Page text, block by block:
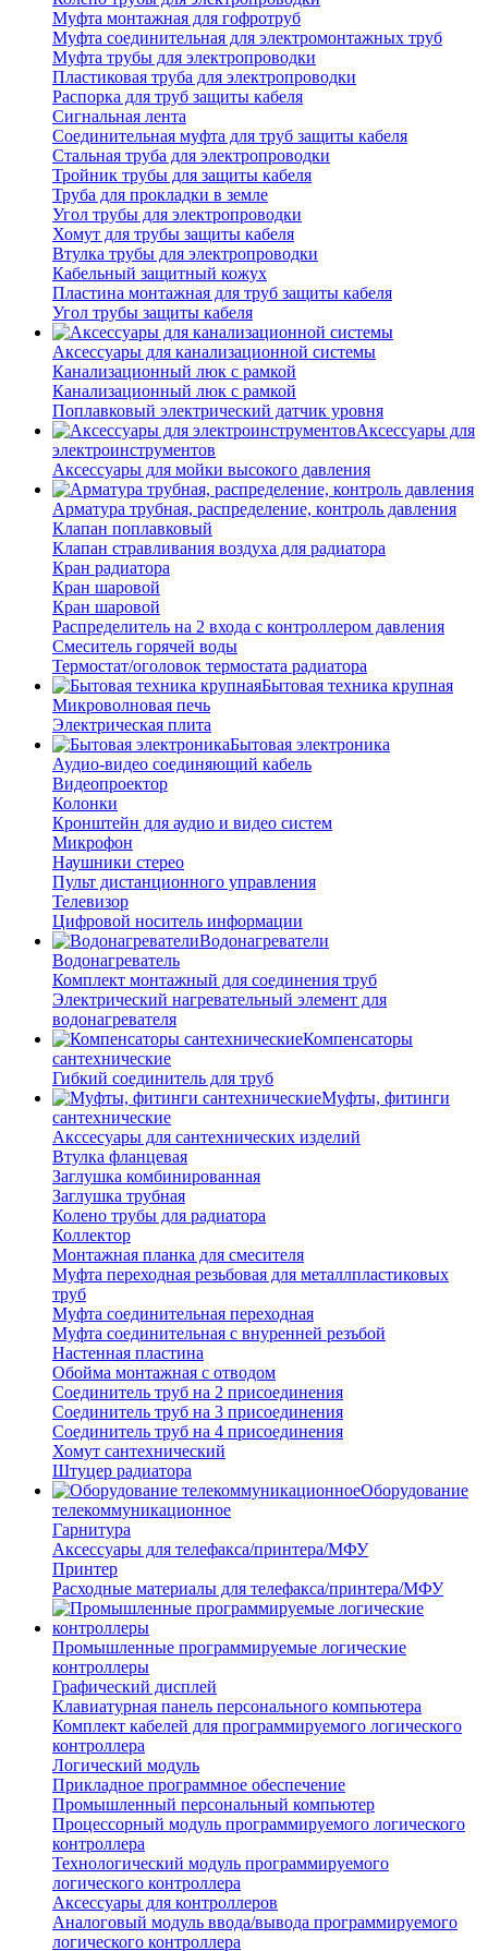
Муфта монтажная для гофротруб
Муфта соединительная для электромонтажных труб
Муфта трубы для электропроводки
Пластиковая труба для электропроводки
Распорка для труб защиты кабеля
Сигнальная лента
Соединительная муфта для труб защиты кабеля
Стальная труба для электропроводки
Тройник трубы для защиты кабеля
Труба для прокладки в земле
Угол трубы для электропроводки
Хомут для трубы защиты кабеля
Втулка трубы для электропроводки
Кабельный защитный кожух
Пластина монтажная для труб защиты кабеля
Угол трубы защиты кабеля
Аксессуары для канализационной системы
Канализационный люк с рамкой
Канализационный люк с рамкой
Поплавковый электрический датчик уровня
Аксессуары для
электроинструментов
Аксессуары для мойки высокого давления
Арматура трубная, распределение, контроль давления
Клапан поплавковый
Клапан стравливания воздуха для радиатора
Кран радиатора
Кран шаровой
Кран шаровой
Распределитель на 2 входа с контроллером давления
Смеситель горячей воды
Термостат/оголовок термостата радиатора
Бытовая техника крупная
Микроволновая печь
Электрическая плита
Бытовая электроника
Аудио-видео соединяющий кабель
Видеопроектор
Колонки
Кронштейн для аудио и видео систем
Микрофон
Наушники стерео
Пульт дистанционного управления
Телевизор
Цифровой носитель информации
Водонагреватели
Водонагреватель
Комплект монтажный для соединения труб
Электрический нагревательный элемент для
водонагревателя
Компенсаторы
сантехнические
Гибкий соединитель для труб
Муфты, фитинги
сантехнические
Акссесуары для сантехнических изделий
Втулка фланцевая
Заглушка комбинированная
Заглушка трубная
Колено трубы для радиатора
Коллектор
Монтажная планка для смесителя
Муфта переходная резьбовая для металлпластиковых
труб
Муфта соединительная переходная
Муфта соединительная с внуренней резъбой
Настенная пластина
Обойма монтажная с отводом
Соединитель труб на 2 присоединения
Соединитель труб на 3 присоединения
Соединитель труб на 4 присоединения
Хомут сантехнический
Штуцер радиатора
Оборудование
телекоммуникационное
Гарнитура
Аксессуары для телефакса/принтера/МФУ
Принтер
Расходные материалы для телефакса/принтера/МФУ
Промышленные программируемые логические
контроллеры
Графический дисплей
Клавиатурная панель персонального компьютера
Комплект кабелей для программируемого логического
контроллера
Логический модуль
Прикладное программное обеспечение
Промышленный персональный компьютер
Процессорный модуль программируемого логического
контроллера
Технологический модуль программируемого
логического контроллера
Аксессуары для контроллеров
Аналоговый модуль ввода/вывода программируемого
логического контроллера